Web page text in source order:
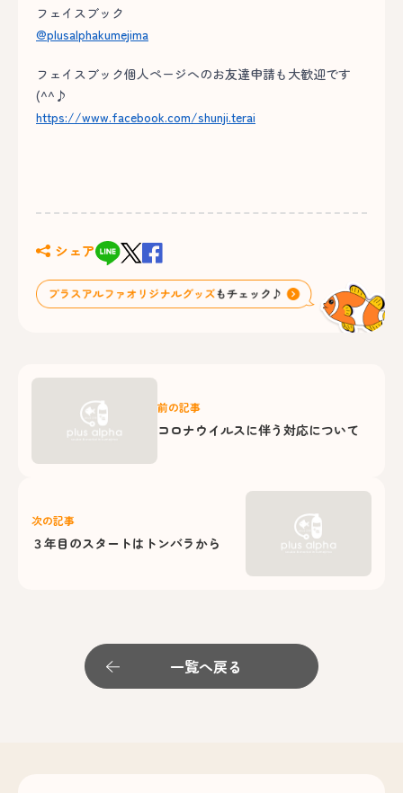
フェイスブック
@plusalphakumejima
フェイスブック個人ページへのお友達申請も大歓迎です
(^^♪
https://www.facebook.com/shunji.terai
シェア
前の記事
コロナウイルスに伴う対応について
次の記事
３年目のスタートはトンバラから
一覧へ戻る